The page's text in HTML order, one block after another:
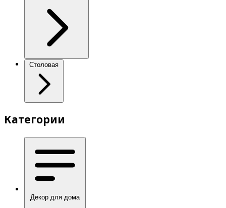
Столовая
Категории
Декор для дома